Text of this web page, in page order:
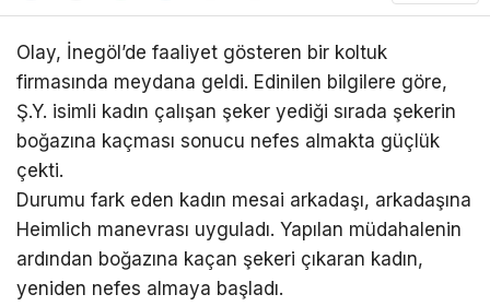
Olay, İnegöl’de faaliyet gösteren bir koltuk
firmasında meydana geldi. Edinilen bilgilere göre,
Ş.Y. isimli kadın çalışan şeker yediği sırada şekerin
boğazına kaçması sonucu nefes almakta güçlük
çekti.
Durumu fark eden kadın mesai arkadaşı, arkadaşına
Heimlich manevrası uyguladı. Yapılan müdahalenin
ardından boğazına kaçan şekeri çıkaran kadın,
yeniden nefes almaya başladı.